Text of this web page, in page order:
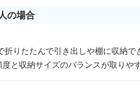
の場合
りたたんで引き出しや棚に収納で
と収納サイズのバランスが取りやす